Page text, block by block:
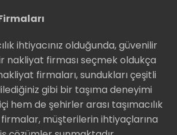
ihtiyacınız olduğunda, güvenilir
nakliyat firması seçmek oldukça
firmaları, sundukları çeşitli
gibi bir taşıma deneyimi
hem de şehirler arası taşımacılık
müşterilerin ihtiyaçlarına